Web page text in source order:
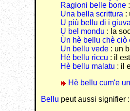
Ragioni belle bone
Una bella scrittura :
U più bellu di i
U bel mondu : la
Ùn hè bellu chè ciò
Un bellu vede : un
Hè bellu riccu : il
Hè bellu malatu : il
Hè bellu cum'e
Bellu peut aussi signifier